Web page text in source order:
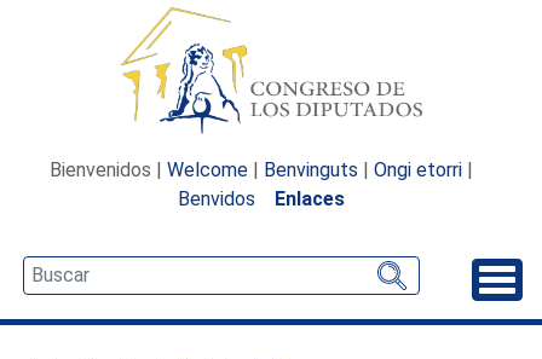
Bienvenidos | Welcome | Benvinguts | Ongi etorri |
Benvidos
Enlaces